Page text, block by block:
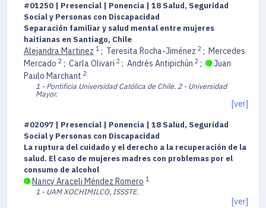
#01250 | Presencial | Ponencia | 18 Salud, Seguridad
Social y Personas con Discapacidad
Separación familiar y salud mental entre mujeres
haitianas en Santiago, Chile
Alejandra Martinez 1 ; Teresita Rocha-Jiménez 2 ; Mercedes
Mercado 2 ; Carla Olivari 2 ; Andrés Antipichún 2 ;
Juan
Paulo Marchant 2
1 - Pontificia Universidad Católica de Chile. 2 - Universidad
Mayor.
[ver]
#02097 | Presencial | Ponencia | 18 Salud, Seguridad
Social y Personas con Discapacidad
La ruptura del cuidado y el derecho a la recuperación de la
salud. El caso de mujeres madres con problemas por el
consumo de alcohol
Nancy Araceli Méndez Romero 1
1 - UAM XOCHIMILCO, ISSSTE.
[ver]